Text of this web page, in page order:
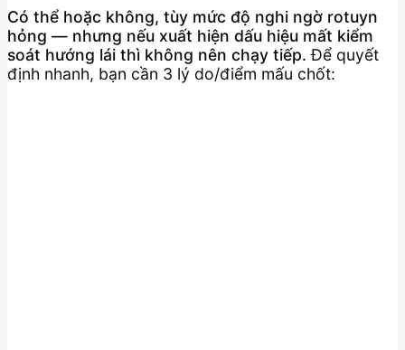
Có thể hoặc không, tùy mức độ nghi ngờ rotuyn
hỏng — nhưng nếu xuất hiện dấu hiệu mất kiểm
soát hướng lái thì không nên chạy tiếp. Để quyết
định nhanh, bạn cần 3 lý do/điểm mấu chốt: